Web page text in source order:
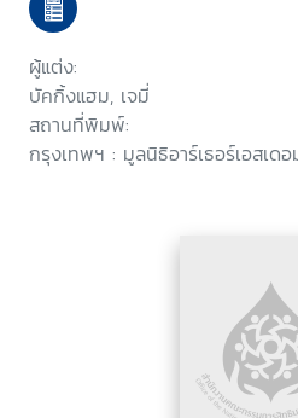
ผู้แต่ง:
บัคกิ้งแฮม, เจมี่
สถานที่พิมพ์:
กรุงเทพฯ : มูลนิธิอาร์เธอร์เอสเด